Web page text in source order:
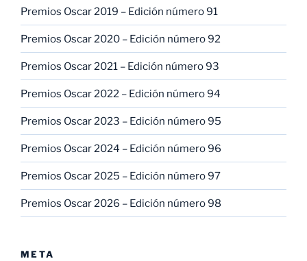
Premios Oscar 2019 – Edición número 91
Premios Oscar 2020 – Edición número 92
Premios Oscar 2021 – Edición número 93
Premios Oscar 2022 – Edición número 94
Premios Oscar 2023 – Edición número 95
Premios Oscar 2024 – Edición número 96
Premios Oscar 2025 – Edición número 97
Premios Oscar 2026 – Edición número 98
META